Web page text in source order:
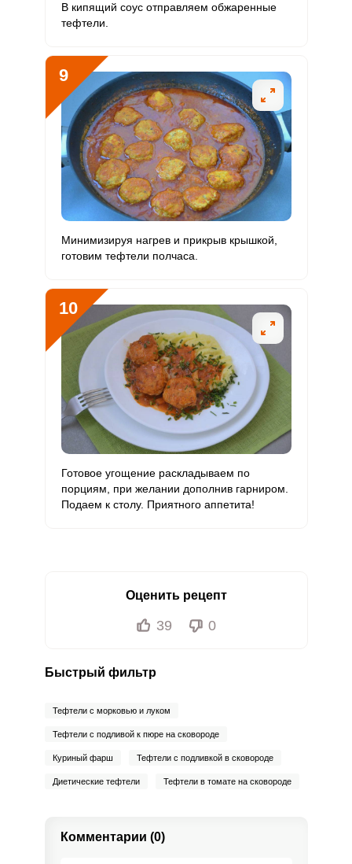
В кипящий соус отправляем обжаренные
тефтели.
9
Минимизируя нагрев и прикрыв крышкой,
готовим тефтели полчаса.
10
Готовое угощение раскладываем по
порциям, при желании дополнив гарниром.
Подаем к столу. Приятного аппетита!
Оценить рецепт
39 0
Быстрый фильтр
Тефтели с морковью и луком
Тефтели с подливой к пюре на сковороде
Куриный фарш Тефтели с подливкой в сковороде
Диетические тефтели Тефтели в томате на сковороде
Комментарии (0)